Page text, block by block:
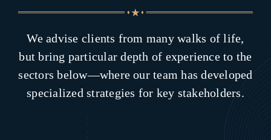
We advise clients from many walks of life,
but bring particular depth of experience to the
sectors below—where our team has developed
specialized strategies for key stakeholders.